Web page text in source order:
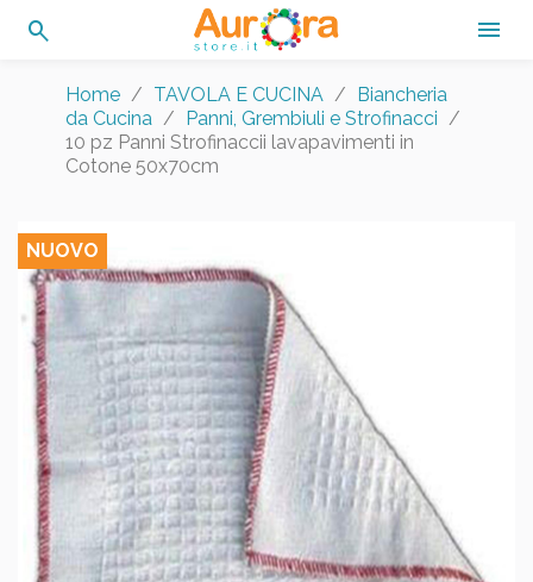
search 
Home TAVOLA E CUCINA
Biancheria
da Cucina
Panni, Grembiuli e Strofinacci
10 pz Panni Strofinaccii lavapavimenti in
Cotone 50x70cm
NUOVO